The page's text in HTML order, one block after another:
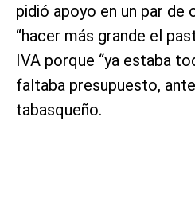
pidió apoyo en un par de
“hacer más grande el
IVA porque “ya estaba
faltaba presupuesto,
tabasqueño.